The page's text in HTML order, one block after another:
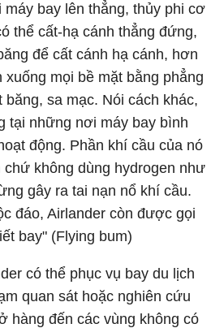
bay lên thẳng, thủy phi cơ
thể cất-hạ cánh thẳng đứng,
để cất cánh hạ cánh, hơn
xuống mọi bề mặt bằng phẳng
sa mạc. Nói cách khác,
tại những nơi máy bay bình
động. Phần khí cầu của nó
không dùng hydrogen như
gây ra tai nạn nổ khí cầu.
đáo, Airlander còn được gọi
bay" (Flying bum)
có thể phục vụ bay du lịch
quan sát hoặc nghiên cứu
hàng đến các vùng không có